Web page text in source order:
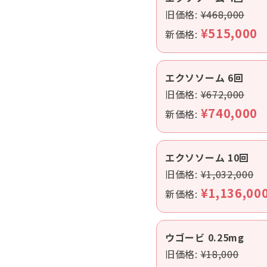
旧価格:¥468,000
新価格: ¥515,000
エクソソーム 6回
旧価格:¥672,000
新価格: ¥740,000
エクソソーム 10回
旧価格:¥1,032,000
新価格:
ウゴービ 0.25mg
旧価格:¥18,000